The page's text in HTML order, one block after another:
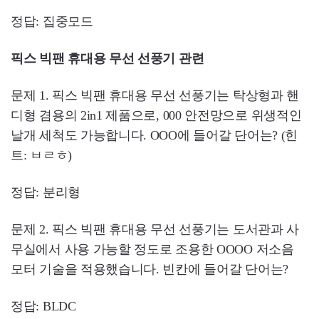
정답: 집중모드
픽스 빅팬 휴대용 무선 선풍기 관련
문제 1. 픽스 빅팬 휴대용 무선 선풍기는 탁상형과 핸
디형 겸용의 2in1 제품으로, 000 안전망으로 위생적인
날개 세척도 가능합니다. OOO에 들어갈 단어는? (힌
트: ㅂㄹㅎ)
정답: 분리형
문제 2. 픽스 빅팬 휴대용 무선 선풍기는 도서관과 사
무실에서 사용 가능할 정도로 조용한 OOOO 저소음
모터 기술을 적용했습니다. 빈칸에 들어갈 단어는?
정답: BLDC